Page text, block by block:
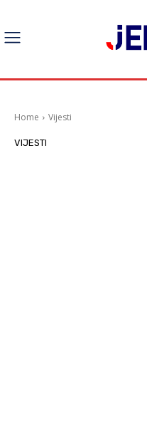
Home Vijesti
VIJESTI